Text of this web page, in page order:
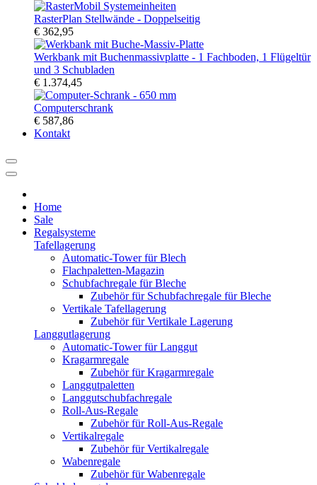
RasterPlan Stellwände - Doppelseitig
€ 362,95
Werkbank mit Buchenmassivplatte - 1 Fachboden, 1 Flügeltür
und 3 Schubladen
€ 1.374,45
Computerschrank
€ 587,86
Kontakt
Home
Sale
Regalsysteme
Tafellagerung
Automatic-Tower für Blech
Flachpaletten-Magazin
Schubfachregale für Bleche
Zubehör für Schubfachregale für Bleche
Vertikale Tafellagerung
Zubehör für Vertikale Lagerung
Langgutlagerung
Automatic-Tower für Langgut
Kragarmregale
Zubehör für Kragarmregale
Langgutpaletten
Langgutschubfachregale
Roll-Aus-Regale
Zubehör für Roll-Aus-Regale
Vertikalregale
Zubehör für Vertikalregale
Wabenregale
Zubehör für Wabenregale